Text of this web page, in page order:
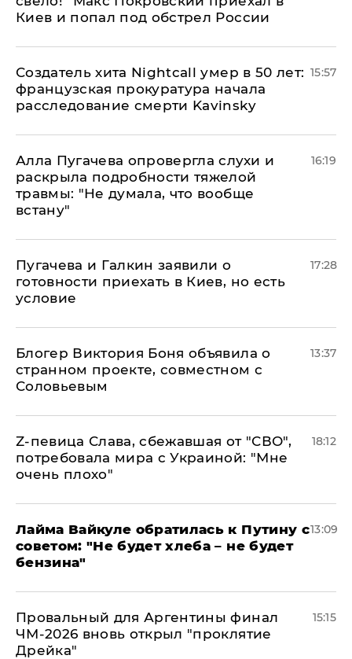
Киев и попал под обстрел России
Создатель хита Nightcall умер в 50 лет:
французская прокуратура начала
расследование смерти Kavinsky
15:57
Алла Пугачева опровергла слухи и
раскрыла подробности тяжелой
травмы: "Не думала, что вообще
встану"
16:19
Пугачева и Галкин заявили о
готовности приехать в Киев, но есть
условие
17:28
Блогер Виктория Боня объявила о
странном проекте, совместном с
Соловьевым
13:37
Z-певица Слава, сбежавшая от "СВО",
потребовала мира с Украиной: "Мне
очень плохо"
18:12
Лайма Вайкуле обратилась к Путину с
советом: "Не будет хлеба – не будет
бензина"
13:09
Провальный для Аргентины финал
ЧМ-2026 вновь открыл "проклятие
Дрейка"
15:15